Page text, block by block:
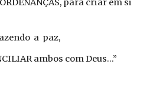
para criar em si
a paz,
ambos com Deus...”